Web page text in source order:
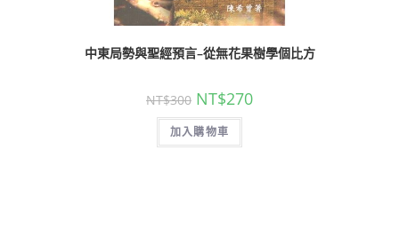
中東局勢與聖經預言–從無花果樹學個比方
NT$300 NT$270
加入購物車